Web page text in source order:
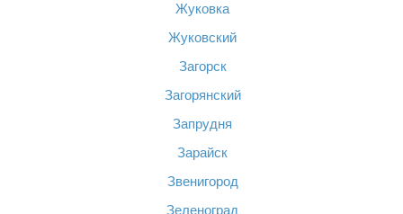
Жуковка
Жуковский
Загорск
Загорянский
Запрудня
Зарайск
Звенигород
Зеленоград